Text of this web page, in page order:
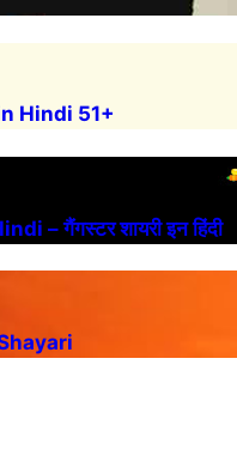
Hindi 51+
– गैंगस्टर शायरी इन हिंदी
Shayari